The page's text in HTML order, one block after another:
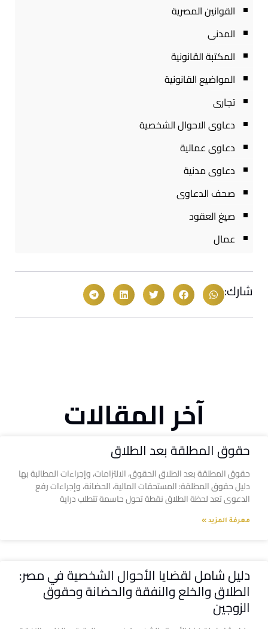
القوانين المصرية
المدنى
المكتبة القانونية
المواضيع القانونية
تجارى
دعاوى الاحوال الشخصية
دعاوى عمالية
دعاوى مدنية
صحف الدعاوى
صيغ العقود
عمال
شارك:
آخر المقالات
حقوق المطلقة بعد الطلاق
حقوق المطلقة بعد الطلاق الحقوق، الالتزامات، وإجراءات المطالبة بها
دليل حقوق المطلقة: المستحقات المالية، الحضانة، وإجراءات رفع
الدعوى تعد لحظة الطلاق نقطة تحول حاسمة تتطلب دراية
معرفة المزيد »
دليل شامل لقضايا الأحوال الشخصية في مصر:
الطلاق والخلع والنفقة والحضانة وحقوق
الزوجين